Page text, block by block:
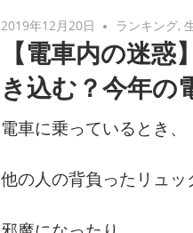
2019年12月20日 ランキング,
【電車内の迷
き込む？今年の
電車に乗っているとき、
他の人の背負ったリュッ